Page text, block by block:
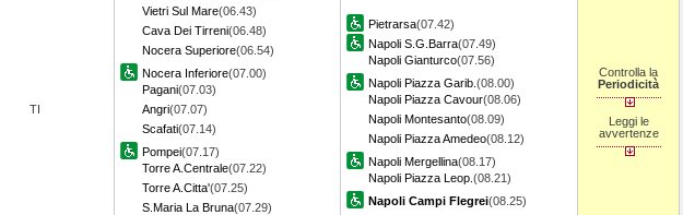
TI
Vietri Sul Mare(06.43)
Cava Dei Tirreni(06.48)
Nocera Superiore(06.54)
Nocera Inferiore(07.00)
Pagani(07.03)
Angri(07.07)
Scafati(07.14)
Pompei(07.17)
Torre A.Centrale(07.22)
Torre A.Citta'(07.25)
S.Maria La Bruna(07.29)
Pietrarsa(07.42)
Napoli S.G.Barra(07.49)
Napoli Gianturco(07.56)
Napoli Piazza Garib. (08.00)
Napoli Piazza Cavour(08.06)
Napoli Montesanto(08.09)
Napoli Piazza Amedeo(08.12)
Napoli Mergellina(08.17)
Napoli Piazza Leop. (08.21)
Napoli Campi Flegrei(08.25)
Controlla la
Periodicità
Leggi le
avvertenze